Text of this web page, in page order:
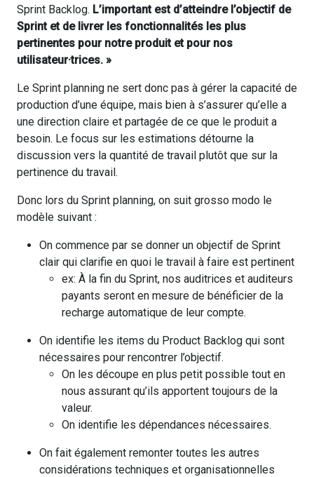
Sprint Backlog. L’important est d’atteindre l’objectif de
Sprint et de livrer les fonctionnalités les plus
pertinentes pour notre produit et pour nos
utilisateur·trices. »
Le Sprint planning ne sert donc pas à gérer la capacité de
production d’une équipe, mais bien à s’assurer qu’elle a
une direction claire et partagée de ce que le produit a
besoin. Le focus sur les estimations détourne la
discussion vers la quantité de travail plutôt que sur la
pertinence du travail.
Donc lors du Sprint planning, on suit grosso modo le
modèle suivant :
On commence par se donner un objectif de Sprint
clair qui clarifie en quoi le travail à faire est pertinent
ex: À la fin du Sprint, nos auditrices et auditeurs
payants seront en mesure de bénéficier de la
recharge automatique de leur compte.
On identifie les items du Product Backlog qui sont
nécessaires pour rencontrer l’objectif.
On les découpe en plus petit possible tout en
nous assurant qu’ils apportent toujours de la
valeur.
On identifie les dépendances nécessaires.
On fait également remonter toutes les autres
considérations techniques et organisationnelles